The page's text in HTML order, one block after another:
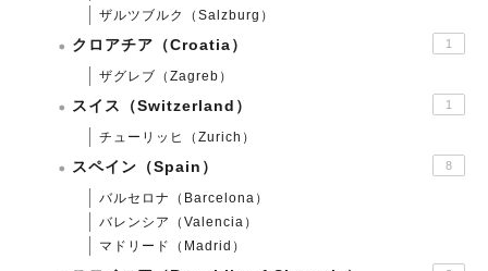
ザルツブルク（Salzburg）
クロアチア（Croatia） 1
ザグレブ（Zagreb）
スイス（Switzerland） 1
チューリッヒ（Zurich）
スペイン（Spain） 8
バルセロナ（Barcelona）
バレンシア（Valencia）
マドリード（Madrid）